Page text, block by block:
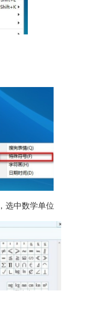
选中数学单位